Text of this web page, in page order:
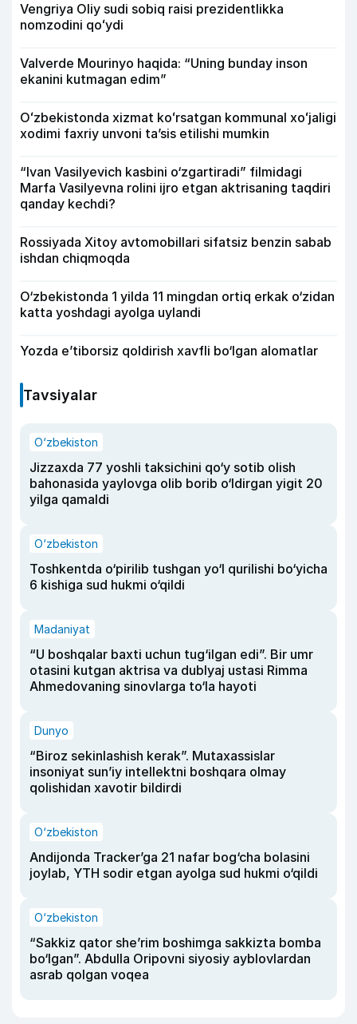
Vengriya Oliy sudi sobiq raisi prezidentlikka
nomzodini qoʻydi
Valverde Mourinyo haqida: “Uning bunday inson
ekanini kutmagan edim”
Oʻzbekistonda xizmat koʻrsatgan kommunal xoʻjaligi
xodimi faxriy unvoni taʼsis etilishi mumkin
“Ivan Vasilyevich kasbini o‘zgartiradi” filmidagi
Marfa Vasilyevna rolini ijro etgan aktrisaning taqdiri
qanday kechdi?
Rossiyada Xitoy avtomobillari sifatsiz benzin sabab
ishdan chiqmoqda
O‘zbekistonda 1 yilda 11 mingdan ortiq erkak o‘zidan
katta yoshdagi ayolga uylandi
Yozda e’tiborsiz qoldirish xavfli bo‘lgan alomatlar
Tavsiyalar
O‘zbekiston
Jizzaxda 77 yoshli taksichini qo‘y sotib olish
bahonasida yaylovga olib borib o‘ldirgan yigit 20
yilga qamaldi
O‘zbekiston
Toshkentda o‘pirilib tushgan yo‘l qurilishi bo‘yicha
6 kishiga sud hukmi o‘qildi
Madaniyat
“U boshqalar baxti uchun tug‘ilgan edi”. Bir umr
otasini kutgan aktrisa va dublyaj ustasi Rimma
Ahmedovaning sinovlarga to‘la hayoti
Dunyo
“Biroz sekinlashish kerak”. Mutaxassislar
insoniyat sun’iy intellektni boshqara olmay
qolishidan xavotir bildirdi
O‘zbekiston
Andijonda Tracker’ga 21 nafar bog‘cha bolasini
joylab, YTH sodir etgan ayolga sud hukmi o‘qildi
O‘zbekiston
“Sakkiz qator she’rim boshimga sakkizta bomba
bo‘lgan”. Abdulla Oripovni siyosiy ayblovlardan
asrab qolgan voqea